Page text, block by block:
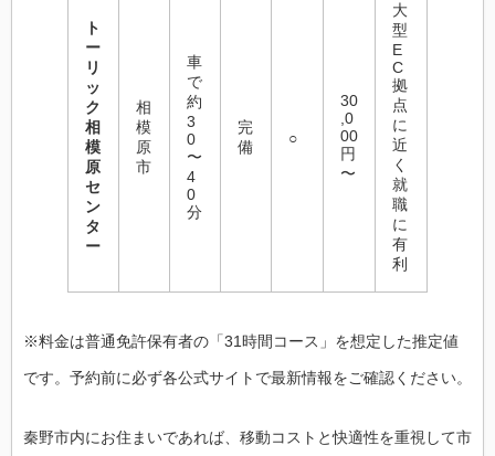
ト
ー
リ
ッ
ク
相
模
原
セ
ン
タ
ー
相
模
原
市
車
で
約
3
0
〜
4
0
分
完
備
○
30
,0
00
円
〜
大
型
E
C
拠
点
に
近
く
就
職
に
有
利
※料金は普通免許保有者の「31時間コース」を想定した推定値
です。予約前に必ず各公式サイトで最新情報をご確認ください。
秦野市内にお住まいであれば、移動コストと快適性を重視して市